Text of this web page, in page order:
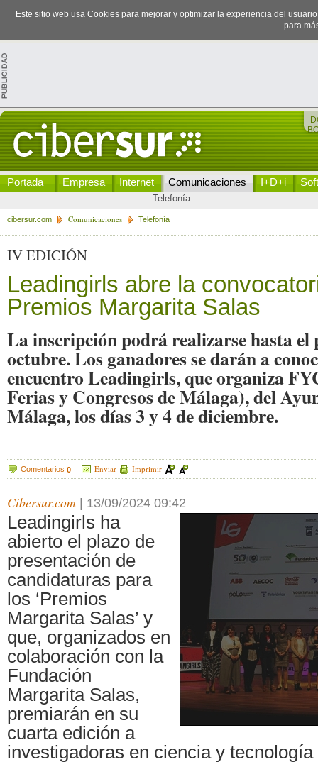
Este sitio web usa Cookies para mejorar y optimizar la experiencia del
para
Portada Empresa Internet Comunicaciones I+D+i
Telefonía
cibersur.com Comunicaciones Telefonía
IV EDICIÓN
Leadingirls abre la
Premios Margarita Salas
La inscripción podrá realizarse hasta el
octubre. Los ganadores se darán a
encuentro Leadingirls, que organiza
Ferias y Congresos de Málaga), del
Málaga, los días 3 y 4 de diciembre.
Comentarios 0 Enviar Imprimir
Cibersur.com 13/09/2024 09:42
Leadingirls ha
abierto el plazo de
presentación de
candidaturas para
los ‘Premios
Margarita Salas’ y
que, organizados en
colaboración con la
Fundación
Margarita Salas,
premiarán en su
cuarta edición a
investigadoras en ciencia y tecnología